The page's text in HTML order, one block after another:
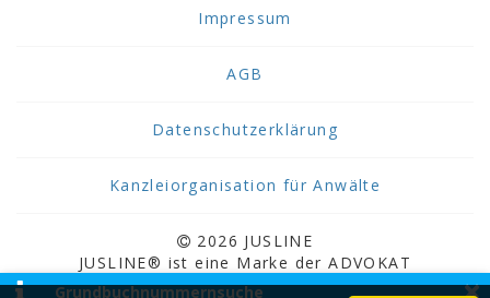
Impressum
AGB
Datenschutzerklärung
Kanzleiorganisation für Anwälte
2026 JUSLINE
JUSLINE® ist eine Marke der ADVOKAT
Unternehmensberatung Greiter & Greiter GmbH.
Grundbuchnummernsuche